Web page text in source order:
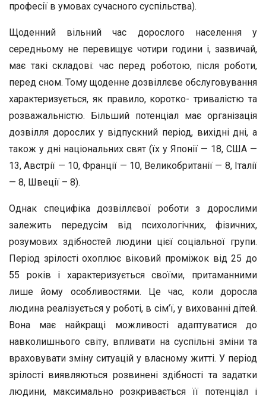
професії в умовах сучасного суспільства).
Щоденний вільний час дорослого населення у
середньому не перевищує чотири години і, зазвичай,
має такі складові: час перед роботою, після роботи,
перед сном. Тому щоденне дозвіллєве обслуговування
характеризується, як правило, коротко- тривалістю та
розважальністю. Більший потенціал має організація
дозвілля дорослих у відпускний період, вихідні дні, а
також у дні національних свят (їх у Японії — 18, США —
13, Австрії — 10, Франції — 10, Великобританії — 8, Італії
— 8, Швеції – 8).
Однак специфіка дозвіллєвої роботи з дорослими
залежить передусім від психологічних, фізичних,
розумових здібностей людини цієї соціальної групи.
Період зрілості охоплює віковий проміжок від 25 до
55 років і характеризується своїми, притаманними
лише йому особливостями. Це час, коли доросла
людина реалізується у роботі, в сім’ї, у вихованні дітей.
Вона має найкращі можливості адаптуватися до
навколишнього світу, впливати на суспільні зміни та
враховувати зміну ситуацій у власному житті. У період
зрілості виявляються розвинені здібності та задатки
людини, максимально розкривається її потенціал і